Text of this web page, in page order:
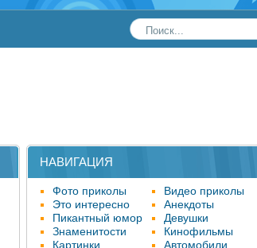
НАВИГАЦИЯ
Фото приколы
Видео приколы
Это интересно
Анекдоты
Пикантный юмор
Девушки
Знаменитости
Кинофильмы
Картинки
Автомобили